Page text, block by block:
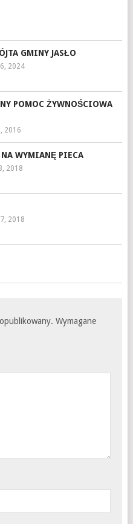
GMINY JASŁO
2024
POMOC ŻYWNOŚCIOWA
2016
WYMIANĘ PIECA
2018
2018
Wymagane